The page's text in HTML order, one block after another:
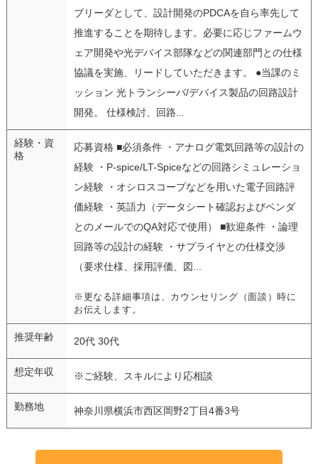
ブリーダとして、設計開発のPDCAを自ら率先して
推進することを期待します。必要に応じファームウ
ェア開発や光デバイス部隊などの関連部門との仕様
協議を実施、リードしていただきます。 ●当課のミ
ッション 光トランシーバ/デバイス製品の回路設計
開発。 仕様検討、回路...
経験・資
格
応募資格 ■必須条件 ・アナログ電気回路等の設計の
経験 ・P-spice/LT-Spiceなどの回路シミュレーショ
ン経験 ・オシロスコープなどを用いた電子回路評
価経験 ・英語力（データシート確認およびベンダ
とのメールでのQA対応で使用） ■歓迎条件 ・論理
回路等の設計の経験 ・サプライヤとの仕様交渉
（要求仕様、採用評価、図...
※更なる詳細事項は、カウンセリング（面談）時に
お伝えします。
推奨年齢 20代 30代
想定年収 ※ご経験、スキルにより応相談
勤務地 神奈川県横浜市西区岡野2丁目4番3号